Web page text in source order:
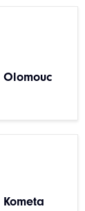
Olomouc
Kometa